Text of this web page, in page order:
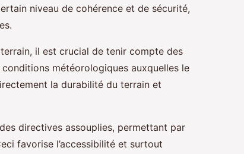
niveau de cohérence et de sécurité,
terrain, il est crucial de tenir compte des
météorologiques auxquelles le
la durabilité du terrain et
directives assouplies, permettant par
favorise l’accessibilité et surtout